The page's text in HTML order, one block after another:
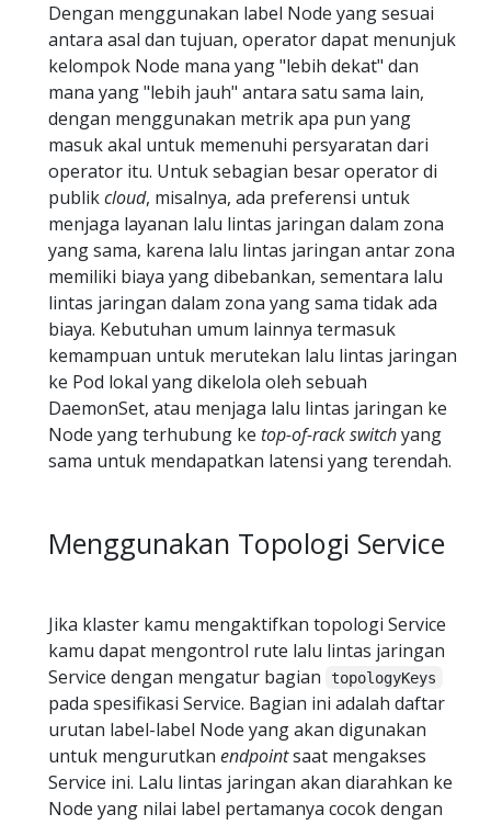
Dengan menggunakan label Node yang sesuai
antara asal dan tujuan, operator dapat menunjuk
kelompok Node mana yang "lebih dekat" dan
mana yang "lebih jauh" antara satu sama lain,
dengan menggunakan metrik apa pun yang
masuk akal untuk memenuhi persyaratan dari
operator itu. Untuk sebagian besar operator di
publikcloud, misalnya, ada preferensi untuk
menjaga layanan lalu lintas jaringan dalam zona
yang sama, karena lalu lintas jaringan antar zona
memiliki biaya yang dibebankan, sementara lalu
lintas jaringan dalam zona yang sama tidak ada
biaya. Kebutuhan umum lainnya termasuk
kemampuan untuk merutekan lalu lintas jaringan
ke Pod lokal yang dikelola oleh sebuah
DaemonSet, atau menjaga lalu lintas jaringan ke
Node yang terhubung ke top-of-rack switchyang
sama untuk mendapatkan latensi yang terendah.
Menggunakan Topologi Service
Jika klaster kamu mengaktifkan topologi Service
kamu dapat mengontrol rute lalu lintas jaringan
Service dengan mengatur bagian
topologyKeys
pada spesifikasi Service. Bagian ini adalah daftar
urutan label-label Node yang akan digunakan
untuk mengurutkan endpointsaat mengakses
Service ini. Lalu lintas jaringan akan diarahkan ke
Node yang nilai label pertamanya cocok dengan